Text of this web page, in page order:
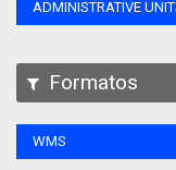
ADMINISTRATIVE
Formatos
WMS